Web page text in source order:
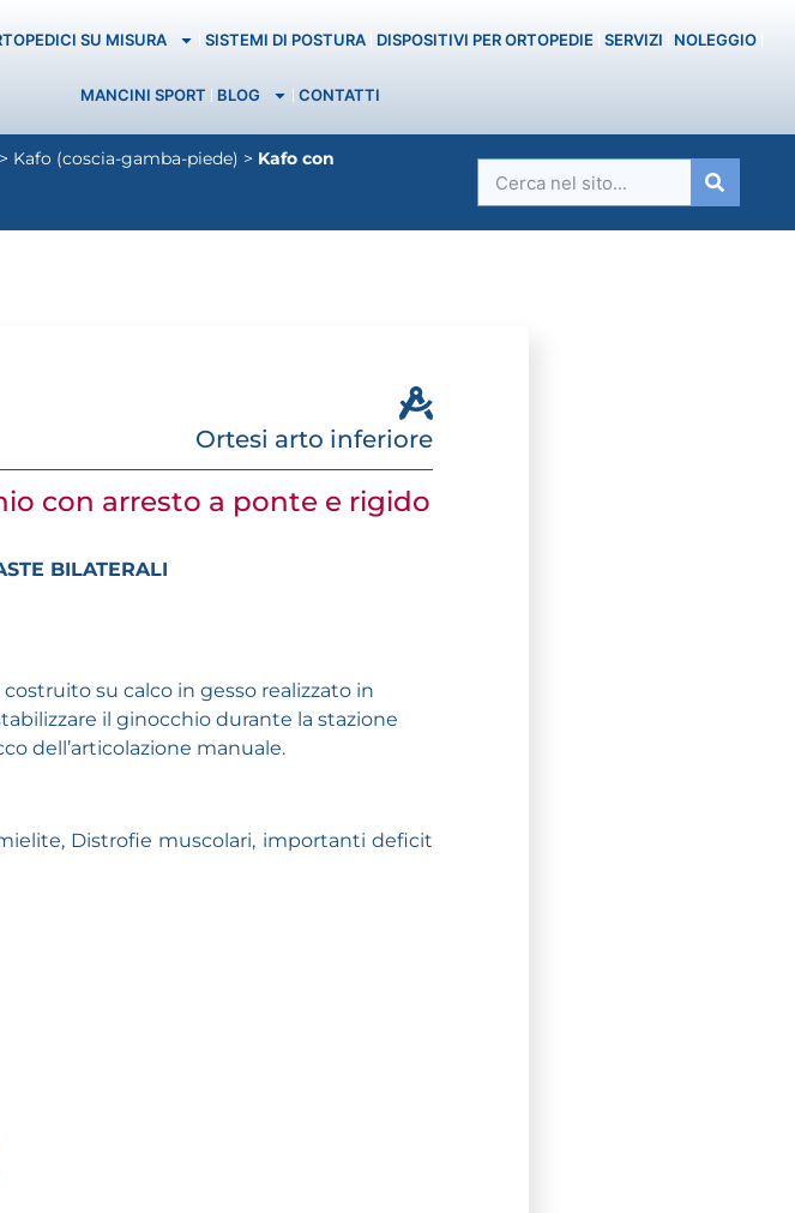
SU MISURA SISTEMI DI POSTURA DISPOSITIVI PER ORTOPEDIE SERVIZI NOLEGGIO
MANCINI SPORT BLOG CONTATTI
> Kafo (coscia-gamba-piede) > Kafo con
Ortesi arto inferiore
con arresto a ponte e rigido
BILATERALI
su calco in gesso realizzato in
il ginocchio durante la stazione
dell’articolazione manuale.
Distrofie muscolari, importanti deficit